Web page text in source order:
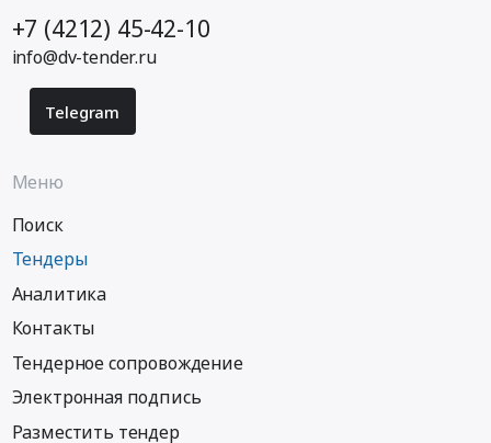
+7 (4212) 45-42-10
info@dv-tender.ru
Telegram
Меню
Поиск
Тендеры
Аналитика
Контакты
Тендерное сопровождение
Электронная подпись
Разместить тендер